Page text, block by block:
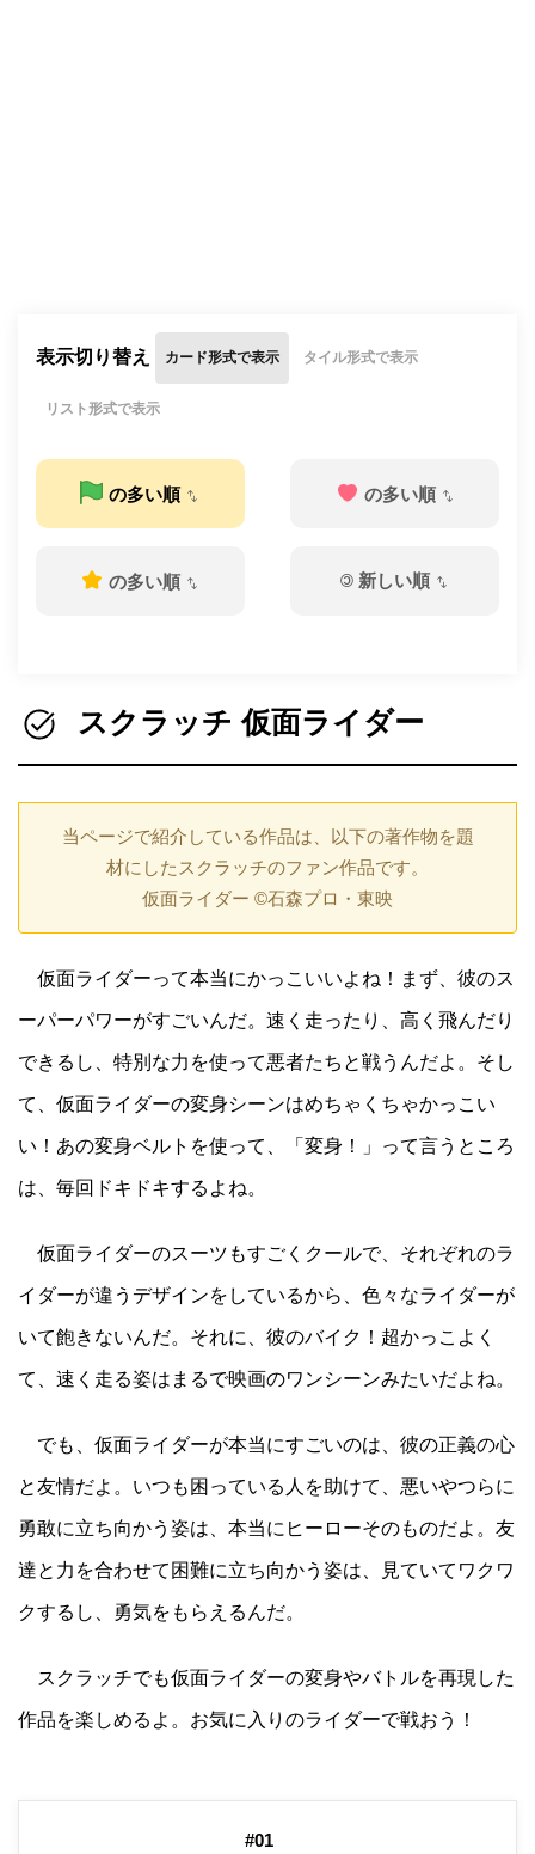
表示切り替え カード形式で表示 タイル形式で表示
リスト形式で表示
の多い順 の多い順
の多い順 © 新しい順
スクラッチ 仮面ライダー
当ページで紹介している作品は、以下の著作物を題
材にしたスクラッチのファン作品です。
仮面ライダー ©石森プロ・東映
仮面ライダーって本当にかっこいいよね！まず、彼のス
ーパーパワーがすごいんだ。速く走ったり、高く飛んだり
できるし、特別な力を使って悪者たちと戦うんだよ。そし
て、仮面ライダーの変身シーンはめちゃくちゃかっこい
い！あの変身ベルトを使って、「変身！」って言うところ
は、毎回ドキドキするよね。
仮面ライダーのスーツもすごくクールで、それぞれのラ
イダーが違うデザインをしているから、色々なライダーが
いて飽きないんだ。それに、彼のバイク！超かっこよく
て、速く走る姿はまるで映画のワンシーンみたいだよね。
でも、仮面ライダーが本当にすごいのは、彼の正義の心
と友情だよ。いつも困っている人を助けて、悪いやつらに
勇敢に立ち向かう姿は、本当にヒーローそのものだよ。友
達と力を合わせて困難に立ち向かう姿は、見ていてワクワ
クするし、勇気をもらえるんだ。
スクラッチでも仮面ライダーの変身やバトルを再現した
作品を楽しめるよ。お気に入りのライダーで戦おう！
#01